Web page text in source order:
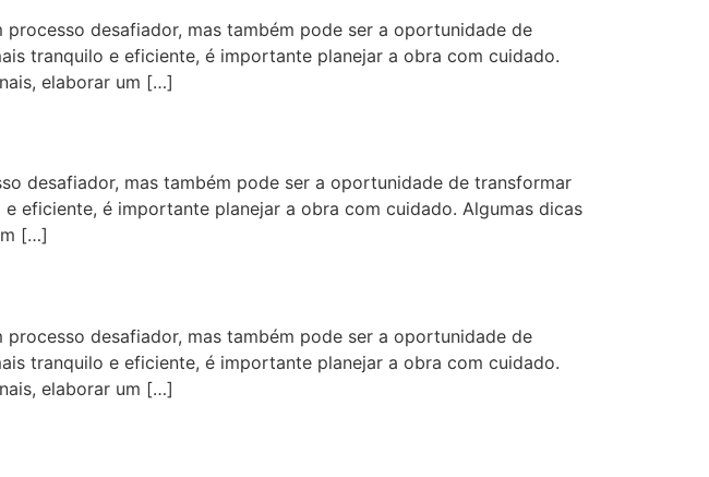
processo desafiador, mas também pode ser a oportunidade de
tranquilo e eficiente, é importante planejar a obra com cuidado.
elaborar um […]
desafiador, mas também pode ser a oportunidade de transformar
eficiente, é importante planejar a obra com cuidado. Algumas dicas
[…]
processo desafiador, mas também pode ser a oportunidade de
tranquilo e eficiente, é importante planejar a obra com cuidado.
elaborar um […]